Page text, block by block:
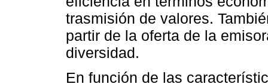
trasmisión de valores.
partir de la oferta de la
diversidad.
En función de las